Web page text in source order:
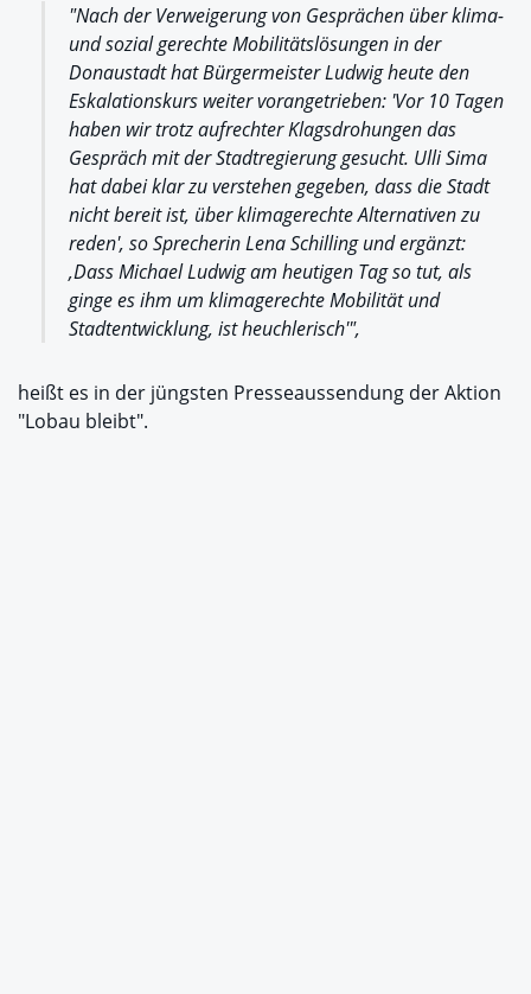
"Nach der Verweigerung von Gesprächen über klima-
und sozial gerechte Mobilitätslösungen in der
Donaustadt hat Bürgermeister Ludwig heute den
Eskalationskurs weiter vorangetrieben: 'Vor 10 Tagen
haben wir trotz aufrechter Klagsdrohungen das
Gespräch mit der Stadtregierung gesucht. Ulli Sima
hat dabei klar zu verstehen gegeben, dass die Stadt
nicht bereit ist, über klimagerechte Alternativen zu
reden', so Sprecherin Lena Schilling und ergänzt:
‚Dass Michael Ludwig am heutigen Tag so tut, als
ginge es ihm um klimagerechte Mobilität und
Stadtentwicklung, ist heuchlerisch'",
heißt es in der jüngsten Presseaussendung der Aktion
"Lobau bleibt".